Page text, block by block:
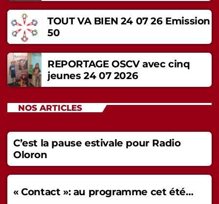
TOUT VA BIEN 24 07 26 Emission
50
REPORTAGE OSCV avec cinq
jeunes 24 07 2026
NOS ARTICLES
C’est la pause estivale pour Radio
Oloron
« Contact »: au programme cet été…